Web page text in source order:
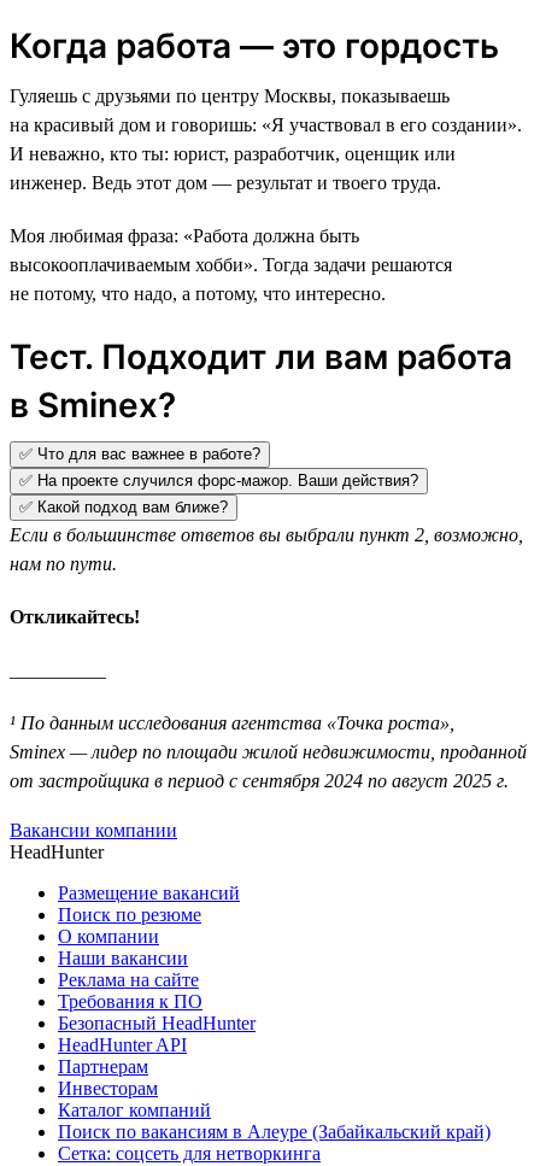
Когда работа — это гордость
Гуляешь с друзьями по центру Москвы, показываешь
на красивый дом и говоришь: «Я участвовал в его создании».
И неважно, кто ты: юрист, разработчик, оценщик или
инженер. Ведь этот дом — результат и твоего труда.
Моя любимая фраза: «Работа должна быть
высокооплачиваемым хобби». Тогда задачи решаются
не потому, что надо, а потому, что интересно.
Тест. Подходит ли вам работа
в Sminex?
✅ Что для вас важнее в работе?
✅ На проекте случился форс-мажор. Ваши действия?
✅ Какой подход вам ближе?
Если в большинстве ответов вы выбрали пункт 2, возможно,
нам по пути.
Откликайтесь!
¹ По данным исследования агентства «Точка роста»,
Sminex — лидер по площади жилой недвижимости, проданной
от застройщика в период с сентября 2024 по август 2025 г.
Вакансии компании
HeadHunter
Размещение вакансий
Поиск по резюме
О компании
Наши вакансии
Реклама на сайте
Требования к ПО
Безопасный HeadHunter
HeadHunter API
Партнерам
Инвесторам
Каталог компаний
Поиск по вакансиям в Алеуре (Забайкальский край)
Сетка: соцсеть для нетворкинга